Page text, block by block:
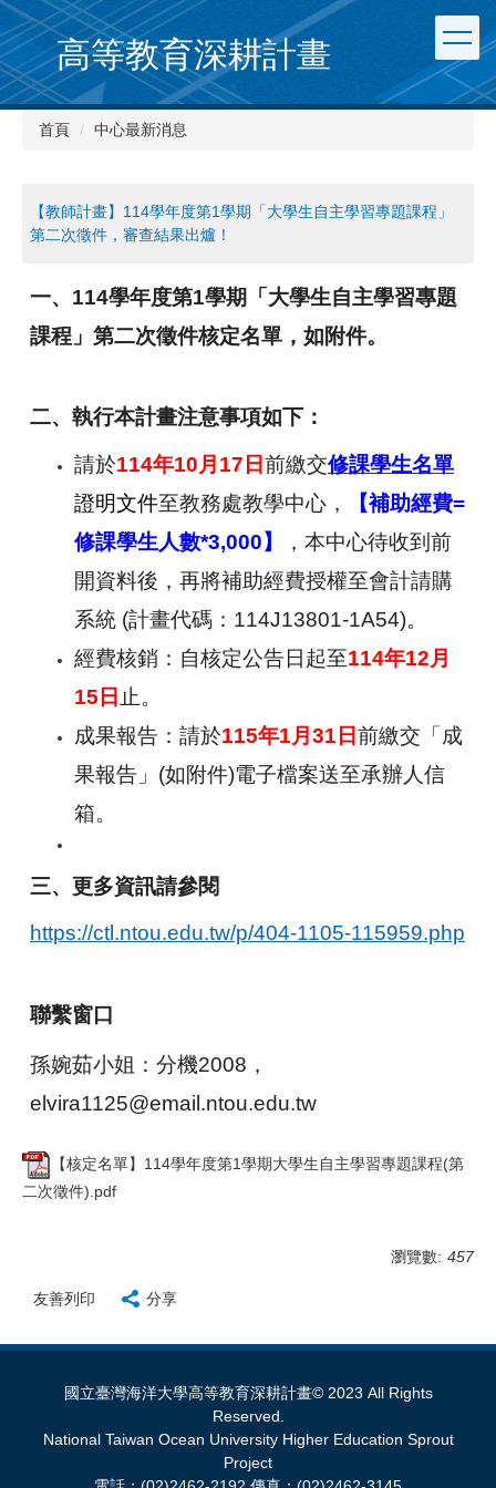
跳
到
主
要
內
高等教育深耕計畫
首頁 中心最新消息
【教師計畫】114學年度第1學期「大學生自主學習專題課程」
第二次徵件，審查結果出爐！
一、114學年度第1學期「大學生自主學習專題
課程」第二次徵件核定名單，如附件。
二、執行本計畫注意事項如下：
請於114年10月17日前繳交修課學生名單
證明文件至教務處教學中心，
【補助經費=
修課學生人數*3,000】
，本中心待收到前
開資料後，再將補助經費授權至會計請購
系統 (計畫代碼：114J13801-1A54)。
經費核銷：自核定公告日起至114年12月
15日 止。
成果報告：請於115年1月31日前繳交「成
果報告」(如附件)電子檔案送至承辦人信
箱。
三、更多資訊請參閱
https://ctl.ntou.edu.tw/p/404-1105-115959.php
聯繫窗口
孫婉茹小姐：分機2008，
elvira1125@email.ntou.edu.tw
【核定名單】114學年度第1學期大學生自主學習專題課程(第
二次徵件).pdf
瀏覽數: 457
友善列印 分享
國立臺灣海洋大學高等教育深耕計畫© 2023 All Rights
Reserved.
National Taiwan Ocean University Higher Education Sprout
Project